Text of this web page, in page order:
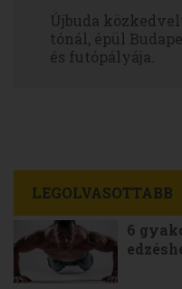
Újbuda
tónál, épül
és futópályája.
LEGOLVASOTTABB
6